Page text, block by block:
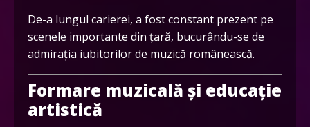
De-a lungul carierei, a fost constant prezent pe
scenele importante din țară, bucurându-se de
admirația iubitorilor de muzică românească.
Formare muzicală și educație
artistică